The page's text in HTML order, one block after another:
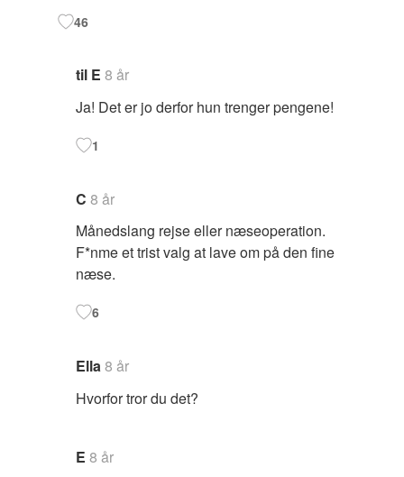
46
til E 8 år
Ja! Det er jo derfor hun trenger pengene!
1
C 8 år
Månedslang rejse eller næseoperation.
F*nme et trist valg at lave om på den fine
næse.
6
Ella8 år
Hvorfor tror du det?
E 8 år